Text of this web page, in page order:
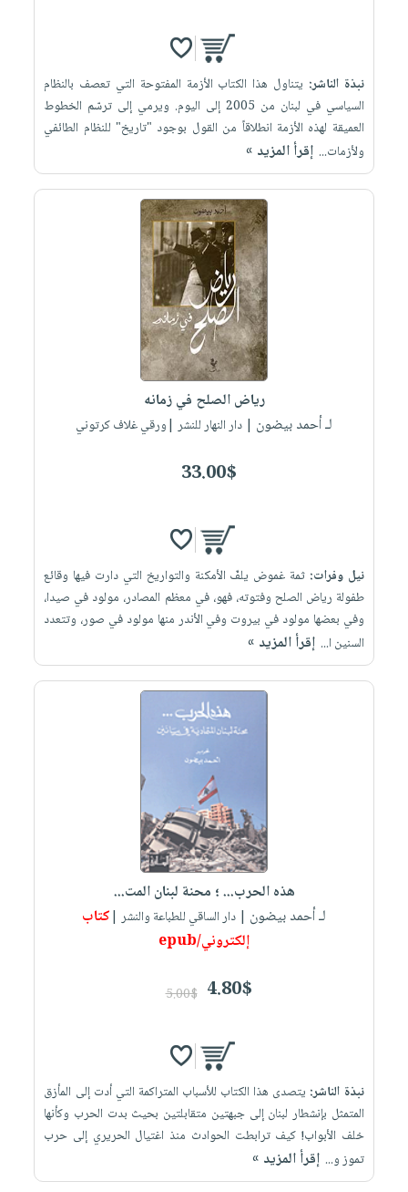
نبذة الناشر: يتناول هذا الكتاب الأزمة المفتوحة التي تعصف بالنظام
السياسي في لبنان من 2005 إلى اليوم. ويرمي إلى ترسّم الخطوط
العميقة لهذه الأزمة انطلاقاً من القول بوجود "تاريخ" للنظام الطائفي
ولأزمات... إقرأ المزيد »
رياض الصلح في زمانه
لـ أحمد بيضون | دار النهار للنشر |ورقي غلاف كرتوني
33.00$
نيل وفرات:ثمة غموض يلفّ الأمكنة والتواريخ التي دارت فيها وقائع
طفولة رياض الصلح وفتوته، فهو، في معظم المصادر، مولود في صيدا،
وفي بعضها مولود في بيروت وفي الأندر منها مولود في صور، وتتعدد
السنين ا... إقرأ المزيد »
هذه الحرب... ؛ محنة لبنان المت...
لـ أحمد بيضون | دار الساقي للطباعة والنشر |كتاب
إلكتروني/epub
4.80$
5.00$
نبذة الناشر: يتصدى هذا الكتاب للأسباب المتراكمة التي أدت إلى المأزق
المتمثل بإنشطار لبنان إلى جبهتين متقابلتين بحيث بدت الحرب وكأنها
خلف الأبواب! كيف ترابطت الحوادث منذ اغتيال الحريري إلى حرب
تموز و... إقرأ المزيد »